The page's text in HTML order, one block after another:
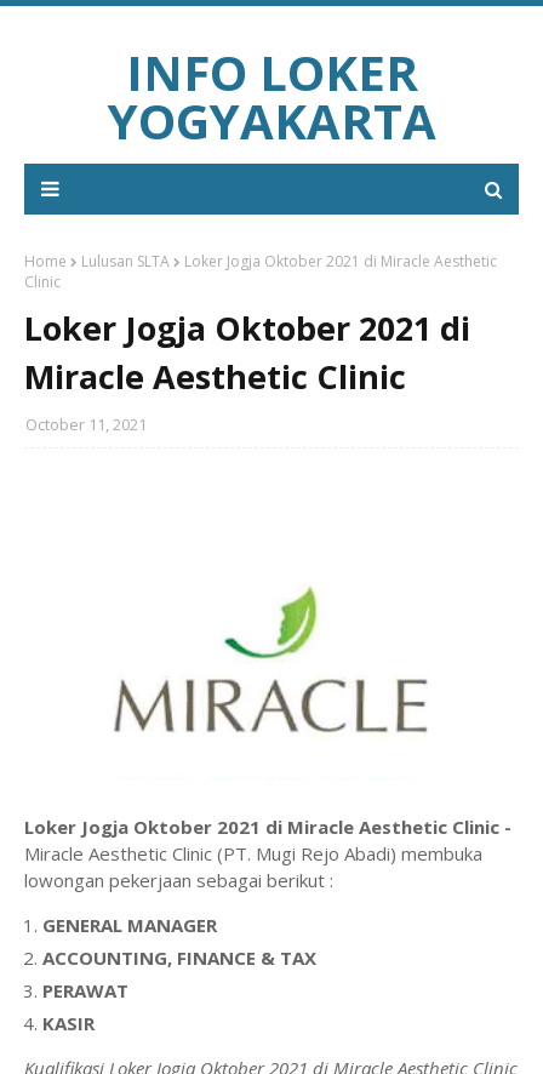
INFO LOKER
YOGYAKARTA
Home Lulusan SLTA
Loker Jogja Oktober 2021 di Miracle Aesthetic
Clinic
Loker Jogja Oktober 2021 di
Miracle Aesthetic Clinic
October 11, 2021
Loker Jogja Oktober 2021 di Miracle Aesthetic Clinic -
Miracle Aesthetic Clinic (PT. Mugi Rejo Abadi) membuka
lowongan pekerjaan sebagai berikut :
GENERAL MANAGER
ACCOUNTING, FINANCE & TAX
PERAWAT
KASIR
Kualifikasi Loker Jogja Oktober 2021 di Miracle Aesthetic Clinic